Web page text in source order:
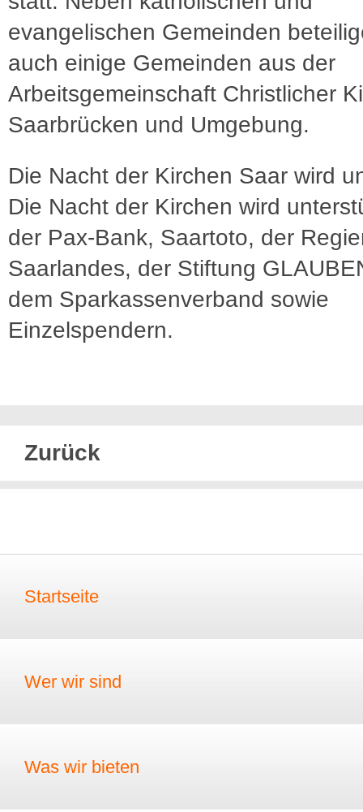
evangelischen Gemeinden
auch einige Gemeinden aus der
Arbeitsgemeinschaft Christlicher
Saarbrücken und Umgebung.
Die Nacht der Kirchen Saar wird
Die Nacht der Kirchen wird
der Pax-Bank, Saartoto, der
Saarlandes, der Stiftung
dem Sparkassenverband sowie
Einzelspendern.
Zurück
Startseite
Wer wir sind
Was wir bieten